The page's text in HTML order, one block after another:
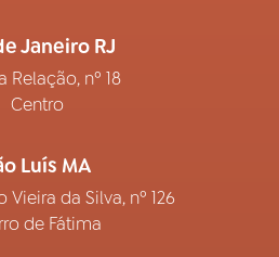
Janeiro RJ
Relação, nº 18
Centro
Luís MA
Vieira da Silva, nº 126
de Fátima